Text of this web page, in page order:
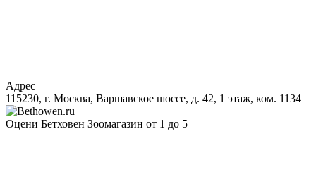
Адрес
115230, г. Москва, Варшавское шоссе, д. 42, 1 этаж, ком. 1134
Оцени Бетховен Зоомагазин от 1 до 5